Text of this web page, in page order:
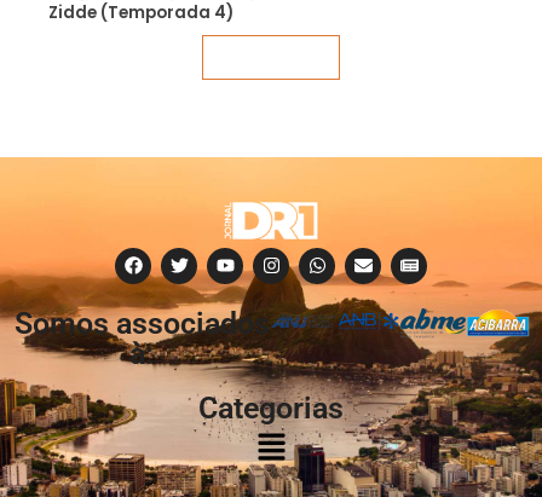
Zidde (Temporada 4)
Somos associados
à:
Categorias